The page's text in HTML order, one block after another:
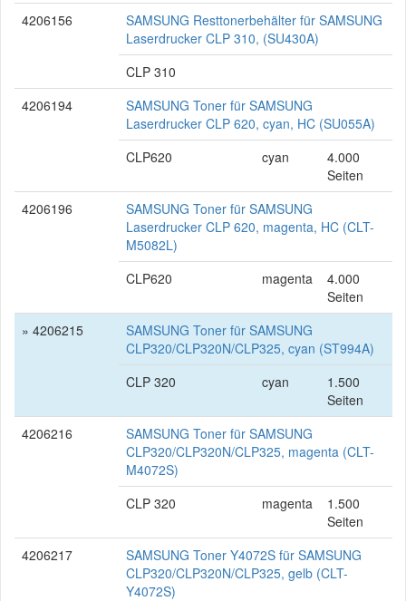
4206156
SAMSUNG Resttonerbehälter für SAMSUNG
Laserdrucker CLP 310, (SU430A)
CLP 310
4206194
SAMSUNG Toner für SAMSUNG
Laserdrucker CLP 620, cyan, HC (SU055A)
CLP620
cyan
4.000
Seiten
4206196
SAMSUNG Toner für SAMSUNG
Laserdrucker CLP 620, magenta, HC (CLT-
M5082L)
CLP620
magenta
4.000
Seiten
» 4206215
SAMSUNG Toner für SAMSUNG
CLP320/CLP320N/CLP325, cyan (ST994A)
CLP 320
cyan
1.500
Seiten
4206216
SAMSUNG Toner für SAMSUNG
CLP320/CLP320N/CLP325, magenta (CLT-
M4072S)
CLP 320
magenta
1.500
Seiten
4206217
SAMSUNG Toner Y4072S für SAMSUNG
CLP320/CLP320N/CLP325, gelb (CLT-
Y4072S)